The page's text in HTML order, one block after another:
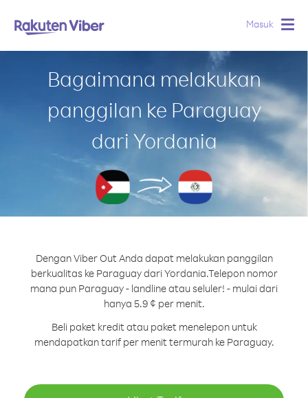
Masuk
Bagaimana melakukan
panggilan ke Paraguay
dari Yordania
Dengan Viber Out Anda dapat melakukan panggilan
berkualitas ke Paraguay dari Yordania.Telepon nomor
mana pun Paraguay - landline atau seluler! - mulai dari
hanya 5.9 ¢ per menit.
Beli paket kredit atau paket menelepon untuk
mendapatkan tarif per menit termurah ke Paraguay.